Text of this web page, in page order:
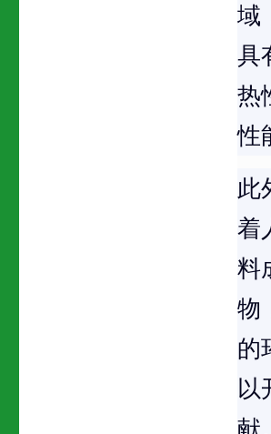
域
具
热
性
此
着
料
物
的
以
献。